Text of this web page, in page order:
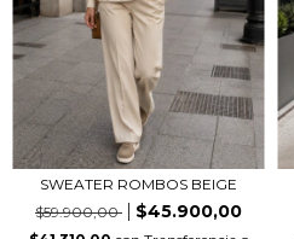
SWEATER ROMBOS BEIGE
$59.900,00
$45.900,00